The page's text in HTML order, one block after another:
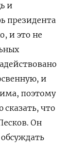
и
президента
и это не
и
поэтому
что
Он